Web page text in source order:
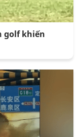
golf khiến